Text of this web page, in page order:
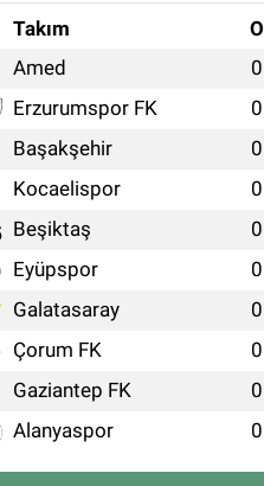
Takım O
Amed 0
Erzurumspor FK 0
Başakşehir 0
Kocaelispor 0
Beşiktaş 0
Eyüpspor 0
Galatasaray 0
Çorum FK 0
Gaziantep FK 0
Alanyaspor 0